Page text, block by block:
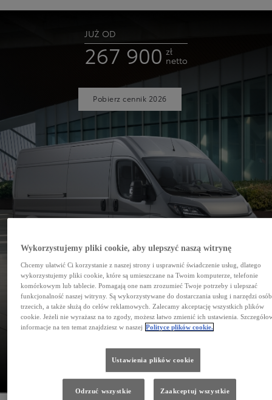
JUŻ OD
267 900 zł
netto
Pobierz cennik 2026
PROACE MAX
ELECTRIC
SZCZEGÓŁY
Wykorzystujemy pliki cookie, aby ulepszyć naszą witrynę
Chcemy ułatwić Ci korzystanie z naszej strony i usprawnić świadczenie usług, dlatego
wykorzystujemy pliki cookie, które są umieszczane na Twoim komputerze, telefonie
komórkowym lub tablecie. Pomagają one nam zrozumieć Twoje potrzeby i ulepszać
funkcjonalność naszej witryny. Są wykorzystywane do dostarczania usług i narzędzi osób
trzecich, a także służą do celów reklamowych. Zalecamy akceptację wszystkich plików
cookie. Jeżeli nie wyrażasz na to zgody, możesz łatwo zmienić ich ustawienia.
informacje na ten temat znajdziesz w naszej Polityce plików cookie.
Ustawienia plików cookie
Odrzuć wszystkie Zaakceptuj wszystkie